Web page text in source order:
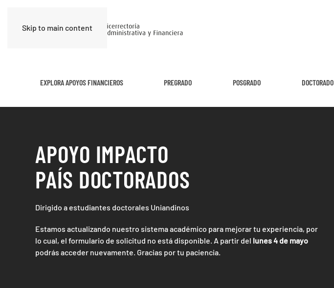
Skip to main content
EXPLORA APOYOS FINANCIEROS PREGRADO POSGRADO DOCTORADO
APOYO IMPACTO
PAÍS DOCTORADOS
Dirigido a estudiantes doctorales Uniandinos
Estamos actualizando nuestro sistema académico para mejorar tu experiencia, por
lo cual, el formulario de solicitud no está disponible. A partir del lunes 4 de mayo
podrás acceder nuevamente. Gracias por tu paciencia.